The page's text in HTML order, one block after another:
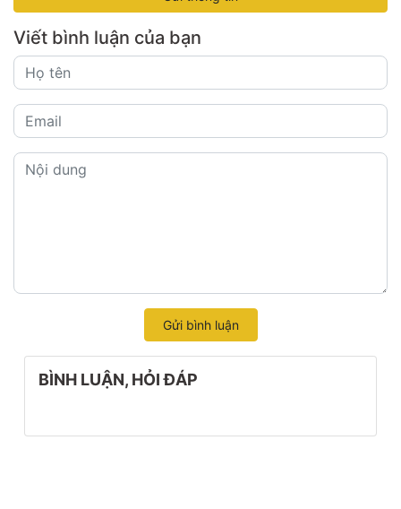
Viết bình luận của bạn
Gửi bình luận
BÌNH LUẬN, HỎI ĐÁP